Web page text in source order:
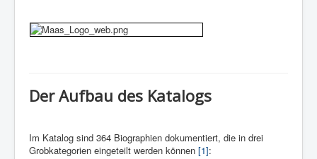
Der Aufbau des Katalogs
Im Katalog sind 364 Biographien dokumentiert, die in drei
Grobkategorien eingeteilt werden können [1]: